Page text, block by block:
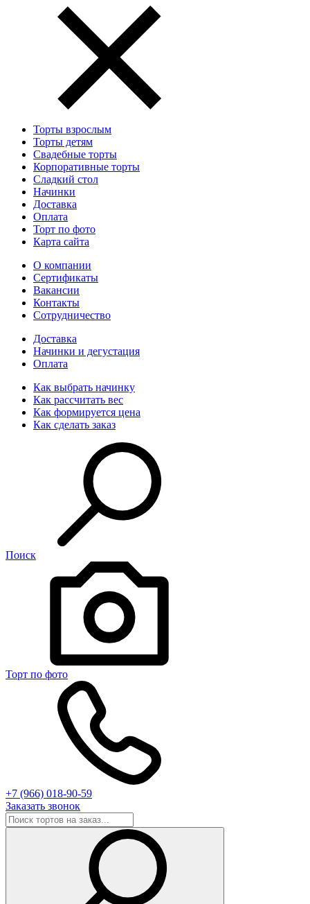
Торты взрослым
Торты детям
Свадебные торты
Корпоративные торты
Сладкий стол
Начинки
Доставка
Оплата
Торт по фото
Карта сайта
О компании
Сертификаты
Вакансии
Контакты
Сотрудничество
Доставка
Начинки и дегустация
Оплата
Как выбрать начинку
Как рассчитать вес
Как формируется цена
Как сделать заказ
Поиск
Торт по фото
+7 (966) 018-90-59
Заказать звонок